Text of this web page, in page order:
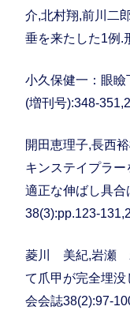
介,北村翔,前川二
垂を来たした1例.
小久保健一：眼
(増刊号):348-
開田恵理子,長西
キンステイプラ
適正な伸ばし具合
38(3):pp.123-
菱川 美紀,岩瀬
て爪甲が完全埋
会会誌38(2):97-